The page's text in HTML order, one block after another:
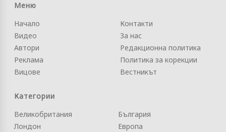
Меню
Начало
Видео
Автори
Реклама
Вицове
Контакти
За нас
Редакционна политика
Политика за корекции
Вестникът
Категории
Великобритания
Лондон
България
Европа